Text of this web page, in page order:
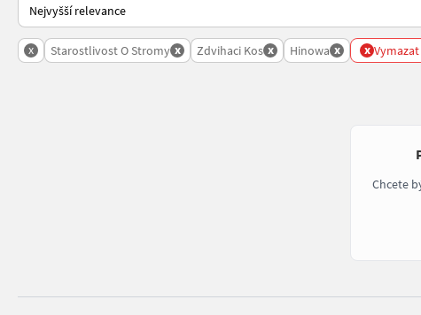
x Starostlivost O Stromy x Zdvihaci Kos x Hinowa x x
Chcete